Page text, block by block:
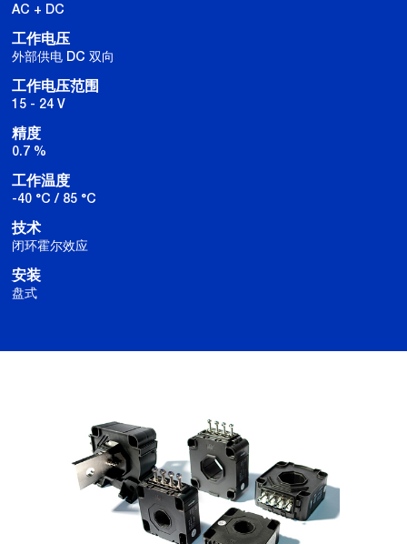
AC + DC
工作电压
外部供电 DC 双向
工作电压范围
15 - 24 V
精度
0.7 %
工作温度
-40 °C / 85 °C
技术
闭环霍尔效应
安装
盘式